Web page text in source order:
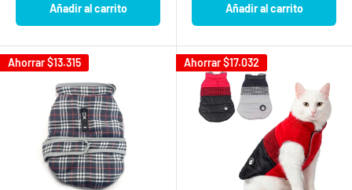
Añadir al carrito Añadir al carrito
Ahorrar$13.315 Ahorrar$17.032